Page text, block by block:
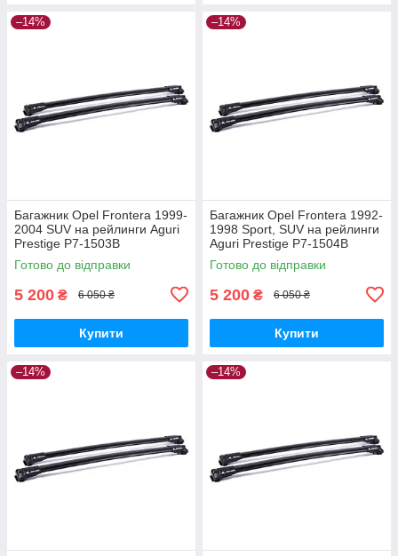
–14%
Багажник Opel Frontera 1999-
2004 SUV на рейлинги Aguri
Prestige P7-1503B
Готово до відправки
5 200 ₴ 6 050 ₴
Купити
–14%
Багажник Opel Frontera 1992-
1998 Sport, SUV на рейлинги
Aguri Prestige P7-1504B
Готово до відправки
5 200 ₴ 6 050 ₴
Купити
–14% –14%